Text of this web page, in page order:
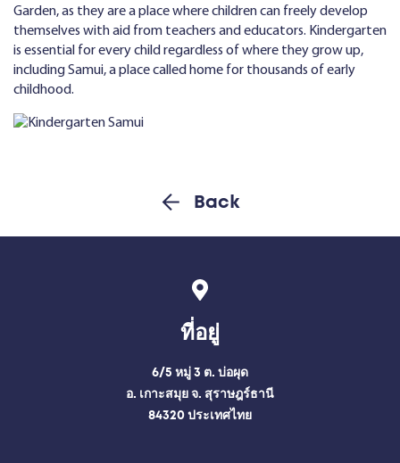
Garden, as they are a place where children can freely develop
themselves with aid from teachers and educators. Kindergarten
is essential for every child regardless of where they grow up,
including Samui, a place called home for thousands of early
childhood.
Back
ที่อยู่
6/5 หมู่ 3 ต. บ่อผุด
อ. เกาะสมุย จ. สุราษฎร์ธานี
84320 ประเทศไทย